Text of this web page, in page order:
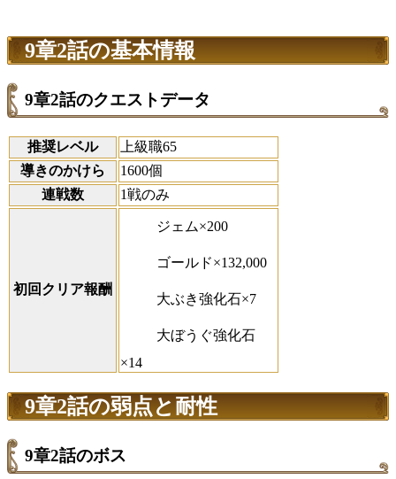
9章2話の基本情報
9章2話のクエストデータ
推奨レベル
上級職65
導きのかけら
1600個
連戦数
1戦のみ
初回クリア報酬
ジェム×200
ゴールド×132,000
大ぶき強化石×7
大ぼうぐ強化石
×14
9章2話の弱点と耐性
9章2話のボス